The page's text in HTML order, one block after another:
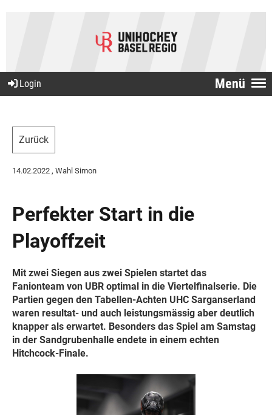
Menü
Login
Zurück
14.02.2022 , Wahl Simon
Perfekter Start in die
Playoffzeit
Mit zwei Siegen aus zwei Spielen startet das
Fanionteam von UBR optimal in die Viertelfinalserie. Die
Partien gegen den Tabellen-Achten UHC Sarganserland
waren resultat- und auch leistungsmässig aber deutlich
knapper als erwartet. Besonders das Spiel am Samstag
in der Sandgrubenhalle endete in einem echten
Hitchcock-Finale.